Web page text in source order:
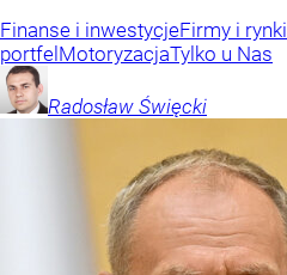
Finanse i inwestycjeFirmy i rynki
portfel MotoryzacjaTylko u Nas
Radosław Święcki